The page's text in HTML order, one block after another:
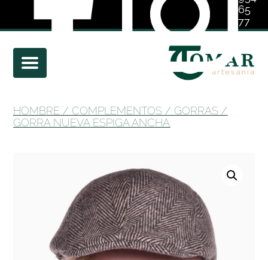
65
77
01
HOMBRE /COMPLEMENTOS /GORRAS /
GORRA NUEVA ESPIGA ANCHA